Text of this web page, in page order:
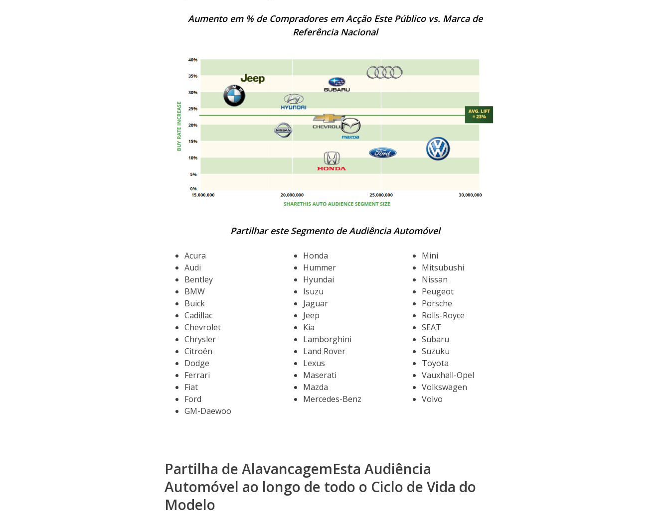
Aumento em % de Compradores em Acção Este Público vs. Marca de
Referência Nacional
Partilhar este Segmento de Audiência Automóvel
Acura
Audi
Bentley
BMW
Buick
Cadillac
Chevrolet
Chrysler
Citroën
Dodge
Ferrari
Fiat
Ford
GM-Daewoo
Honda
Hummer
Hyundai
Isuzu
Jaguar
Jeep
Kia
Lamborghini
Land Rover
Lexus
Maserati
Mazda
Mercedes-Benz
Mini
Mitsubushi
Nissan
Peugeot
Porsche
Rolls-Royce
SEAT
Subaru
Suzuku
Toyota
Vauxhall-Opel
Volkswagen
Volvo
Partilha de AlavancagemEsta Audiência
Automóvel ao longo de todo o Ciclo de Vida do
Modelo